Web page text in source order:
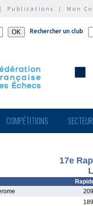
Publications | Mon
Rechercher un club
COMPÉTITIONS
17e